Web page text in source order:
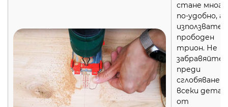
стане много
по-удобно,
използвате
прободен
трион. Не
забравяйте,
преди
всеки
от